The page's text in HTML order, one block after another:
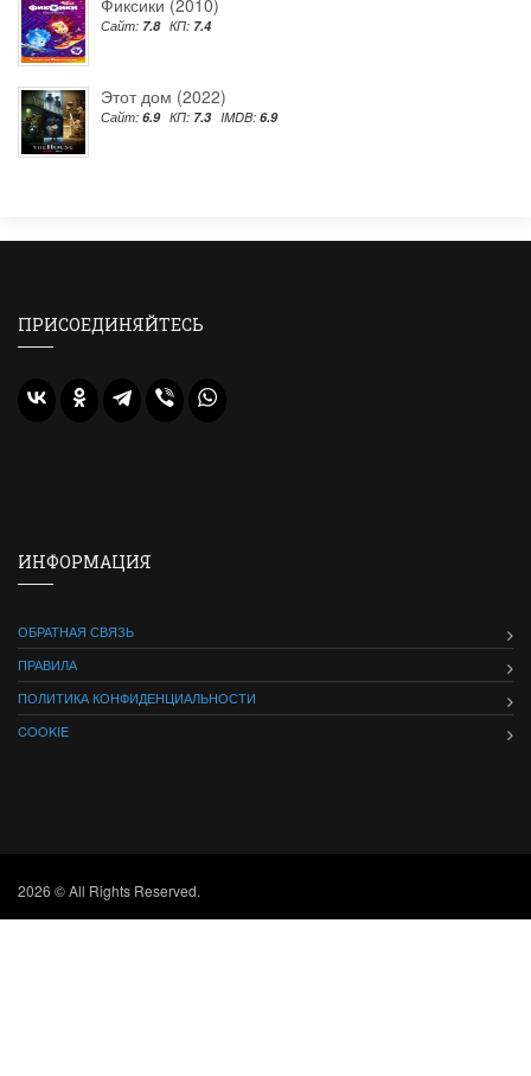
Сайт: 7.8 КП: 7.4
Этот дом (2022)
Сайт: 6.9 КП: 7.3 IMDB: 6.9
ПРИСОЕДИНЯЙТЕСЬ
ИНФОРМАЦИЯ
ОБРАТНАЯ СВЯЗЬ
ПРАВИЛА
ПОЛИТИКА КОНФИДЕНЦИАЛЬНОСТИ
COOKIE
2026 © All Rights Reserved.